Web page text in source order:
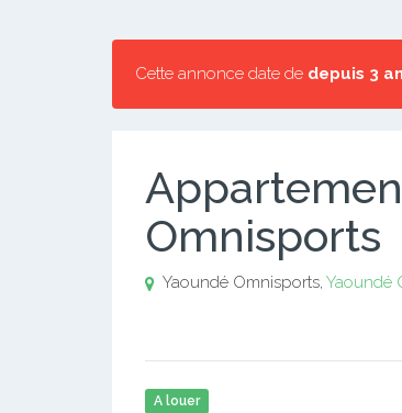
Cette annonce date de depuis 3
Omnisports
Yaoundé Omnisports, Yaoundé
A louer